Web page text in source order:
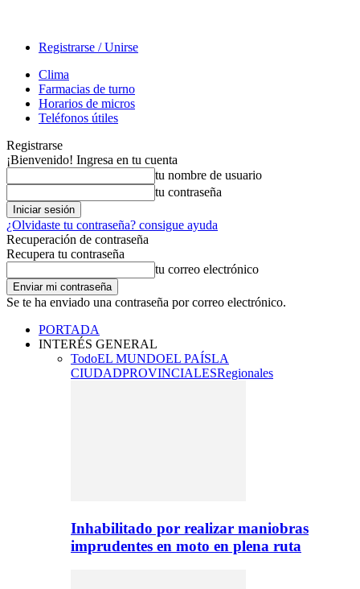
Registrarse / Unirse
Clima
Farmacias de turno
Horarios de micros
Teléfonos útiles
Registrarse
¡Bienvenido! Ingresa en tu cuenta
tu nombre de usuario
tu contraseña
¿Olvidaste tu contraseña? consigue ayuda
Recuperación de contraseña
Recupera tu contraseña
tu correo electrónico
Se te ha enviado una contraseña por correo electrónico.
PORTADA
INTERÉS GENERAL
TodoEL MUNDOEL PAÍSLA
CIUDADPROVINCIALESRegionales
Inhabilitado por realizar maniobras
imprudentes en moto en plena ruta